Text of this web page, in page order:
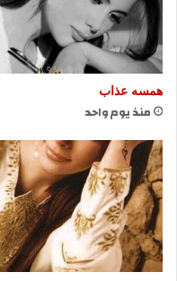
همسه عذاب
منذ يوم واحد